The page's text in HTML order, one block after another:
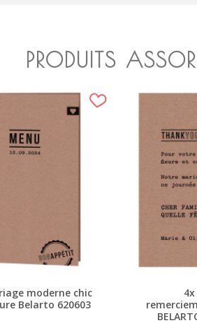
PRODUITS
moderne chic
Belarto 620603